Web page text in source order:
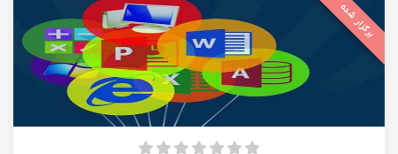
برگزار شده